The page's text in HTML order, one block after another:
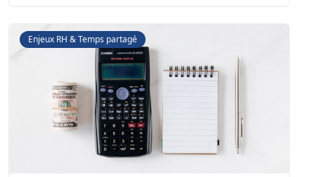
Enjeux RH & Temps partagé